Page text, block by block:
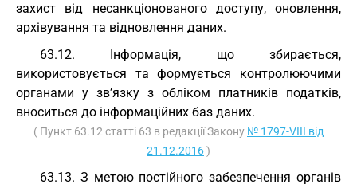
захист від несанкціонованого доступу, оновлення,
архівування та відновлення даних.
63.12. Інформація, що збирається,
використовується та формується контролюючими
органами у зв’язку з обліком платників податків,
вноситься до інформаційних баз даних.
( Пункт 63.12 статті 63 в редакції Закону № 1797-VIII від
21.12.2016)
63.13. З метою постійного забезпечення органів